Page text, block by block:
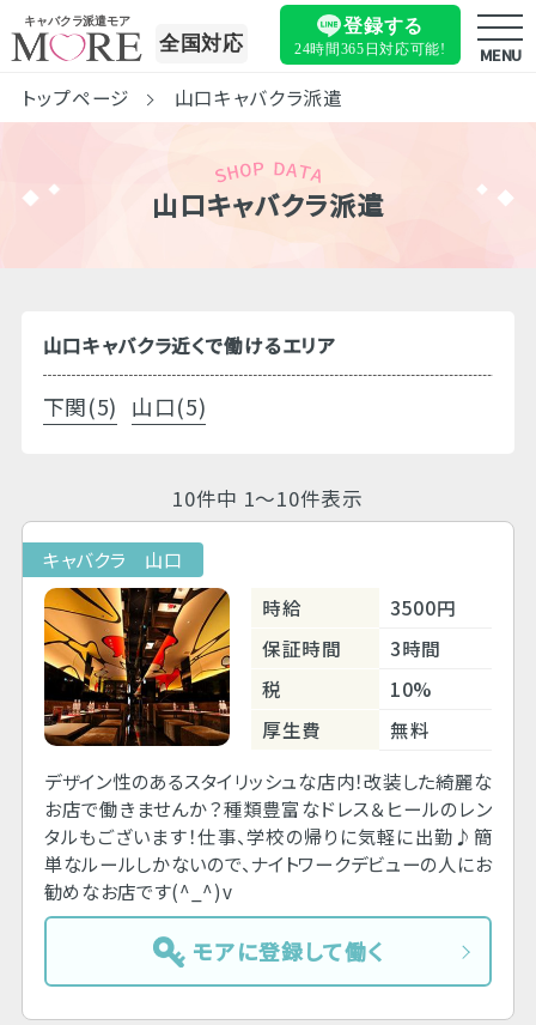
キャバクラ派遣モア
全国対応
登録する
24時間365日対応可能! MENU
トップページ 山口キャバクラ派遣
山口キャバクラ派遣
山口キャバクラ近くで働けるエリア
下関(5) 山口(5)
10件中 1～10件表示
キャバクラ 山口
時給
3500円
保証時間
3時間
税
10%
厚生費
無料
デザイン性のあるスタイリッシュな店内！改装した綺麗な
お店で働きませんか？種類豊富なドレス＆ヒールのレン
タルもございます！仕事、学校の帰りに気軽に出勤♪簡
単なルールしかないので、ナイトワークデビューの人にお
勧めなお店です(^_^)v
モアに登録して働く